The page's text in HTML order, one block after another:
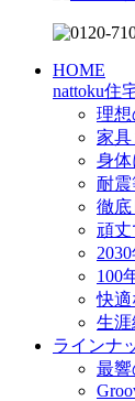
HOME
nattoku住
理想
家具
身
耐
徹
頑
100
快適
生
ラインナ
最響